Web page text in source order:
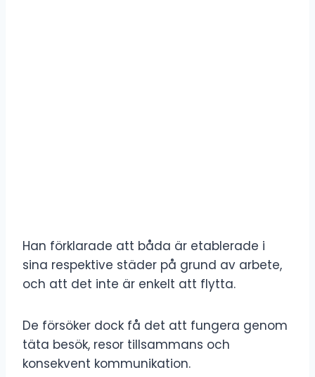
Han förklarade att båda är etablerade i
sina respektive städer på grund av arbete,
och att det inte är enkelt att flytta.
De försöker dock få det att fungera genom
täta besök, resor tillsammans och
konsekvent kommunikation.